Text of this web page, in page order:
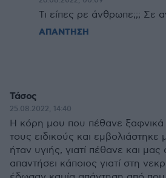
Τι είπες ρε άνθρωπε;;; Σε
ΑΠΑΝΤΗΣΗ
Τάσος
25.08.2022, 14:40
Η κόρη μου που πέθανε
τους ειδικούς και εμβολιάστηκε
ήταν υγιής, γιατί πέθανε και
απαντήσει κάποιος γιατί στη